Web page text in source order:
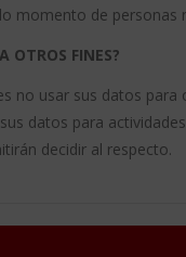
momento de personas
OTROS FINES?
no usar sus datos
datos para
decidir al respecto.